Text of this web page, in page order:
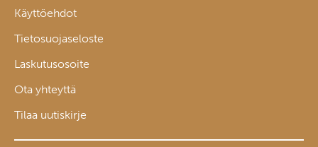
Käyttöehdot
Tietosuojaseloste
Laskutusosoite
Ota yhteyttä
Tilaa uutiskirje